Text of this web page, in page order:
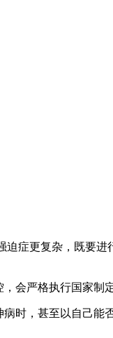
症更复杂，既要
会严格执行国家制
时，甚至以自己